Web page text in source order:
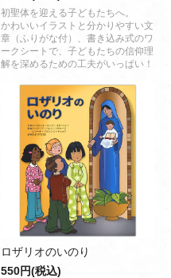
初聖体を迎える子どもたちへ。
かわいいイラストと分かりやすい文
章（ふりがな付）、書き込み式のワ
ークシートで、子どもたちの信仰理
解を深めるための工夫がいっぱい！
ロザリオのいのり
550円(税込)